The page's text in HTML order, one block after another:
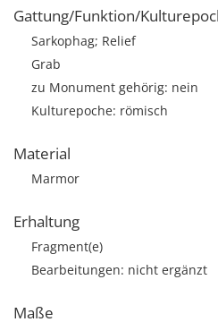
Gattung/Funktion/
Sarkophag; Relief
Grab
zu Monument gehörig: nein
Kulturepoche: römisch
Material
Marmor
Erhaltung
Fragment(e)
Bearbeitungen: nicht ergänzt
Maße